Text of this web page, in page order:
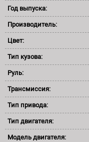
Год выпуска:
Производитель:
Цвет:
Тип кузова:
Руль:
Трансмиссия:
Тип привода:
Тип двигателя:
Модель двигателя: